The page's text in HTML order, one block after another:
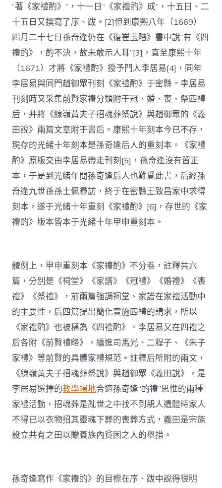
“著《家禮酌》”，十一日“《家禮酌》成”，十五日、二
十五日又撰寫了序、跋。[2]但到康熙八年（1669）
四月二十七日孫奇逢仍在《復崔玉階》書中說“有《四
禮酌》，酌不決，故未敢示人耳”[3]，直至康熙十年
（1671）才將《家禮酌》授予門人李居易[4]，同年
李居易與同門趙御眾刊刻《家禮酌》于密縣。李居易
刊刻時又采集前賢家禮分類附于冠、婚、喪、祭四禮
后，并將《線嶺黃夫子招魂葬祭說》與趙御眾的《義
田說》兩篇文章附于書后。康熙十年刻本今已不存，
現存的光緒十年刻本是孫奇逢后人的重刻本。《家禮
酌》原版交由李居易帶走刊刻[5]，孫奇逢沒有留正
本，于是到光緒年間孫奇逢后人也難覓此書，后經孫
奇逢九世孫孫士佩尋訪，終于在密縣王致昌家中求得
刻本，遂于光緒十年重刻《家禮酌》[6]，存世的《家
禮酌》版本皆本于光緒十年甲申重刻本。
體例上，甲申重刻本《家禮酌》不分卷，註釋共六
篇，分別是《祠堂》《家譜》《冠禮》《婚禮》《喪
禮》《祭禮》，前兩篇強調祠堂、家譜在家禮活動中
的主要性，后四篇提出簡化實施四禮的請求，所以
《家禮酌》也被稱為《四禮酌》。李居易又在四禮之
后各附《前賢禮略》，編進司馬光、二程子、《朱子
家禮》等前賢的具體家禮規范。註釋后所附的兩文，
《線嶺黃夫子招魂葬祭說》與趙御眾《義田說》，是
李居易選擇的教學場地合適孫奇逢“酌禮”思惟的兩種
家禮活動，招魂葬是亂世之中找不到親人遺體時家人
不得已以衣物招其靈魂下葬的喪葬方式，義田是宗族
設立共有之田以贍養族內貧困之人的舉措。
孫奇逢寫作《家禮酌》的目標在序、跋中說得很明